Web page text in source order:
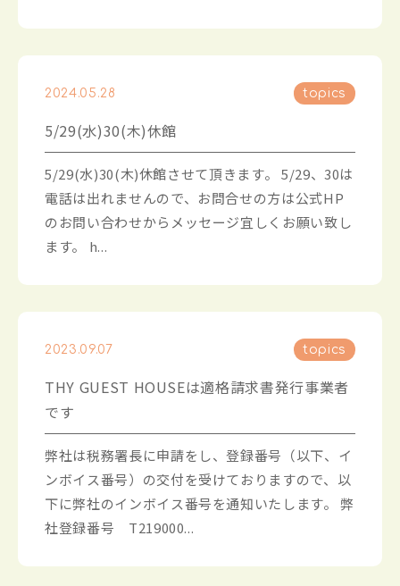
2024.05.28 topics
5/29(水)30(木)休館
5/29(水)30(木)休館させて頂きます。 5/29、30は
電話は出れませんので、お問合せの方は公式HP
のお問い合わせからメッセージ宜しくお願い致し
ます。 h...
2023.09.07 topics
THY GUEST HOUSEは適格請求書発行事業者
です
弊社は税務署長に申請をし、登録番号（以下、イ
ンボイス番号）の交付を受けておりますので、以
下に弊社のインボイス番号を通知いたします。 弊
社登録番号 T219000...